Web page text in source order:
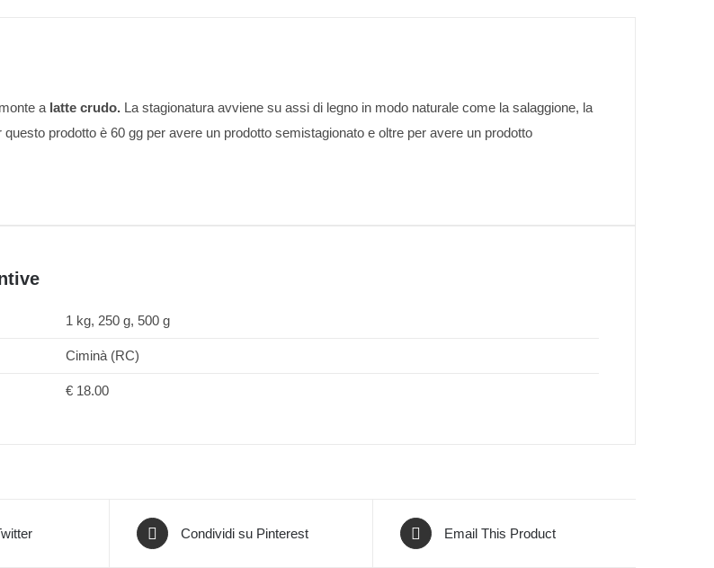
a latte crudo. La stagionatura avviene su assi di legno in modo naturale come la salaggione, la
prodotto è 60 gg per avere un prodotto semistagionato e oltre per avere un prodotto
1 kg, 250 g, 500 g
Ciminà (RC)
€ 18.00
Condividi su Pinterest Email This Product